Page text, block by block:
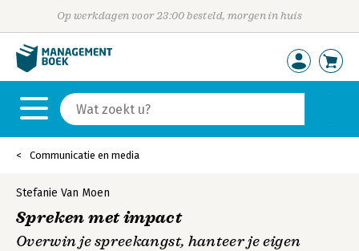
Op werkdagen voor 23:00 besteld, morgen in huis
Communicatie en media
Stefanie Van Moen
Spreken met impact
Overwin je spreekangst, hanteer je eigen